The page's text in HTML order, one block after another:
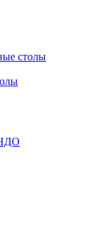
столы